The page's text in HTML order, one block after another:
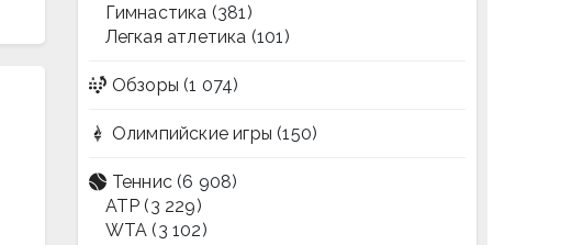
Гимнастика (381)
Легкая атлетика (101)
Обзоры (1 074)
Олимпийские игры (150)
Теннис (6 908)
ATP (3 229)
WTA (3 102)